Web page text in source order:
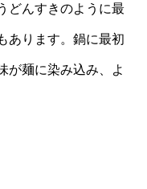
どんすきのように最
あります。鍋に最初
が麺に染み込み、よ